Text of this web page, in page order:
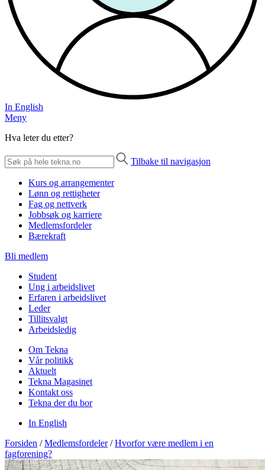
In English
Meny
Hva leter du etter?
Tilbake til navigasjon
Kurs og arrangementer
Lønn og rettigheter
Fag og nettverk
Jobbsøk og karriere
Medlemsfordeler
Bærekraft
Bli medlem
Student
Ung i arbeidslivet
Erfaren i arbeidslivet
Leder
Tillitsvalgt
Arbeidsledig
Om Tekna
Vår politikk
Aktuelt
Tekna Magasinet
Kontakt oss
Tekna der du bor
In English
Forsiden / Medlemsfordeler / Hvorfor være medlem i en
fagforening?